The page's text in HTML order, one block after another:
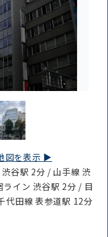
線・駅
から探す
込む
図を表示 ▶︎
谷駅 2分 / 山手線 渋
イン 渋谷駅 2分 / 目
代田線 表参道駅 12分